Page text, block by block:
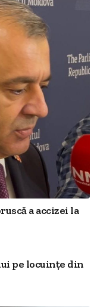
a accizei la
pe locuințe din